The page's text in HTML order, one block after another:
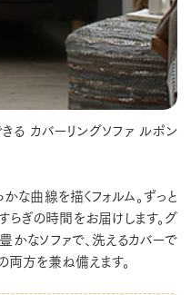
カバーリングソファ ルポン
な曲線を描くフォルム。ずっと
らぎの時間をお届けします。グ
なソファで、洗えるカバーで
方を兼ね備えます。